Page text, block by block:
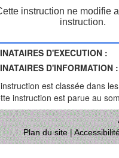
instruction ne modifie
instruction.
D'EXECUTION :
D'INFORMATION :
est classée dans
instruction est parue au
Plan du site|